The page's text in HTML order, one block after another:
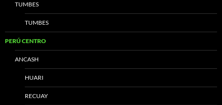
TUMBES
TUMBES
PERÚ CENTRO
ANCASH
HUARI
RECUAY